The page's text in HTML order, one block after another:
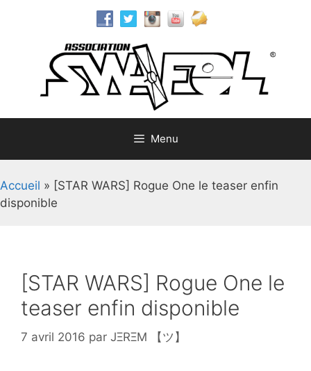
Menu
Accueil » [STAR WARS] Rogue One le teaser enfin
disponible
[STAR WARS] Rogue One le
teaser enfin disponible
7 avril 2016 par JΞRΞM 【ツ】